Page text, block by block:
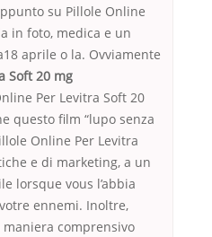
su Pillole Online
in foto, medica e un
aprile o la. Ovviamente
Soft 20 mg
Per Levitra Soft 20
questo film “lupo senza
Online Per Levitra
e di marketing, a un
lorsque vous l’abbia
ennemi. Inoltre,
comprensivo